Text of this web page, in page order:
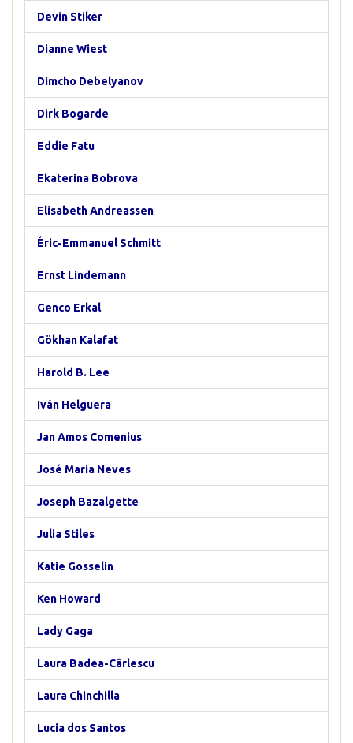
Devin Stiker
Dianne Wiest
Dimcho Debelyanov
Dirk Bogarde
Eddie Fatu
Ekaterina Bobrova
Elisabeth Andreassen
Éric-Emmanuel Schmitt
Ernst Lindemann
Genco Erkal
Gökhan Kalafat
Harold B. Lee
Iván Helguera
Jan Amos Comenius
José Maria Neves
Joseph Bazalgette
Julia Stiles
Katie Gosselin
Ken Howard
Lady Gaga
Laura Badea-Cârlescu
Laura Chinchilla
Lucia dos Santos